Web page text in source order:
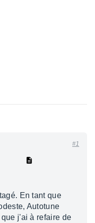
#1
En tant que
Autotune
j'ai à refaire de